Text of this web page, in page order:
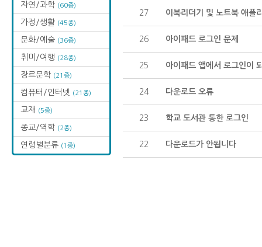
자연/과학 (60종)
가정/생활 (45종)
문화/예술 (36종)
취미/여행 (28종)
장르문학 (21종)
컴퓨터/인터넷 (21종)
교재 (5종)
종교/역학 (2종)
연령별분류 (1종)
27 이북리더기 및 노트북 애플
26 아이패드 로그인 문제
25 아이패드 앱에서 로그인이
24 다운로드 오류
23 학교 도서관 통한 로그인
22 다운로드가 안됩니다